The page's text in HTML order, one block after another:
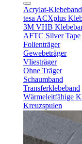
Acrylat-Klebeband
tesa ACXplus
3M VHB
AFTC Silver Tape
Folienträger
Gewebeträger
Vliesträger
Ohne Träger
Schaumband
Transferklebeband
Wärmeleitfähige
Kreuzspulen